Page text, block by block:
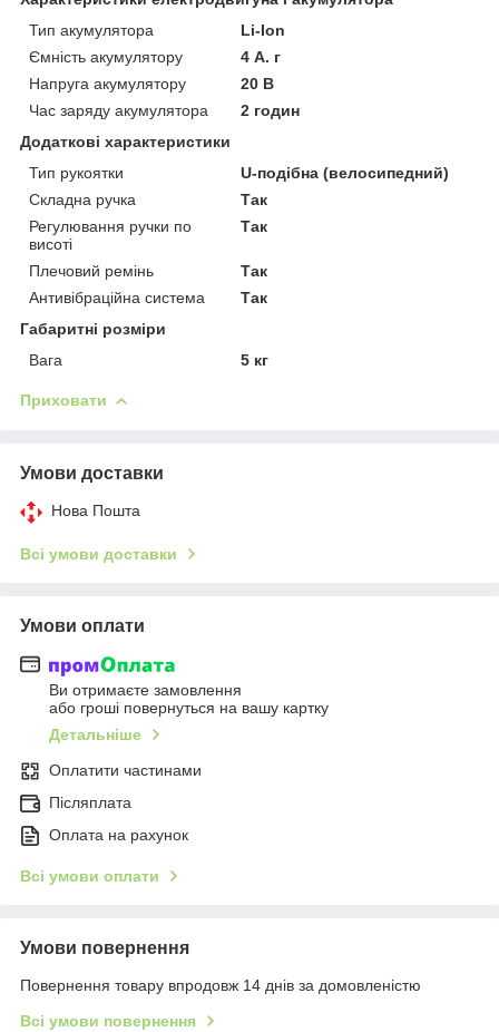
Тип акумулятора
Li-Ion
Ємність акумулятору
4 А. г
Напруга акумулятору
20 В
Час заряду акумулятора
2 годин
Додаткові характеристики
Тип рукоятки
U-подібна (велосипедний)
Складна ручка
Так
Регулювання ручки по
висоті
Так
Плечовий ремінь
Так
Антивібраційна система
Так
Габаритні розміри
Вага
5 кг
Приховати
Умови доставки
Нова Пошта
Всі умови доставки
Умови оплати
Ви отримаєте замовлення
або гроші повернуться на вашу картку
Детальніше
Оплатити частинами
Післяплата
Оплата на рахунок
Всі умови оплати
Умови повернення
Повернення товару впродовж 14 днів за домовленістю
Всі умови повернення